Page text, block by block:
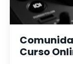
Curso